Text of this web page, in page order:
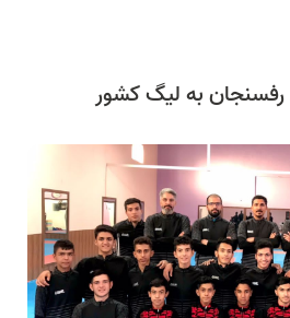
رفسنجان به ليگ كشور